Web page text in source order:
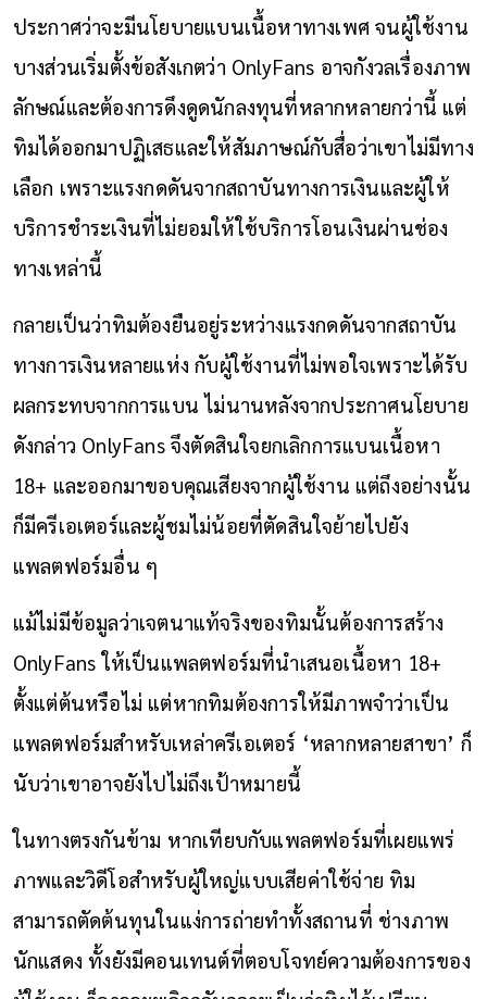
ประกาศว่าจะมีนโยบายแบนเนื้อหาทางเพศ จนผู้ใช้งาน
บางส่วนเริ่มตั้งข้อสังเกตว่า OnlyFans อาจกังวลเรื่องภาพ
ลักษณ์และต้องการดึงดูดนักลงทุนที่หลากหลายกว่านี้ แต่
ทิมได้ออกมาปฏิเสธและให้สัมภาษณ์กับสื่อว่าเขาไม่มีทาง
เลือก เพราะแรงกดดันจากสถาบันทางการเงินและผู้ให้
บริการชำระเงินที่ไม่ยอมให้ใช้บริการโอนเงินผ่านช่อง
ทางเหล่านี้
กลายเป็นว่าทิมต้องยืนอยู่ระหว่างแรงกดดันจากสถาบัน
ทางการเงินหลายแห่ง กับผู้ใช้งานที่ไม่พอใจเพราะได้รับ
ผลกระทบจากการแบน ไม่นานหลังจากประกาศนโยบาย
ดังกล่าว OnlyFans จึงตัดสินใจยกเลิกการแบนเนื้อหา
18+ และออกมาขอบคุณเสียงจากผู้ใช้งาน แต่ถึงอย่างนั้น
ก็มีครีเอเตอร์และผู้ชมไม่น้อยที่ตัดสินใจย้ายไปยัง
แพลตฟอร์มอื่น ๆ
แม้ไม่มีข้อมูลว่าเจตนาแท้จริงของทิมนั้นต้องการสร้าง
OnlyFans ให้เป็นแพลตฟอร์มที่นำเสนอเนื้อหา 18+
ตั้งแต่ต้นหรือไม่ แต่หากทิมต้องการให้มีภาพจำว่าเป็น
แพลตฟอร์มสำหรับเหล่าครีเอเตอร์ ‘หลากหลายสาขา’ ก็
นับว่าเขาอาจยังไปไม่ถึงเป้าหมายนี้
ในทางตรงกันข้าม หากเทียบกับแพลตฟอร์มที่เผยแพร่
ภาพและวิดีโอสำหรับผู้ใหญ่แบบเสียค่าใช้จ่าย ทิม
สามารถตัดต้นทุนในแง่การถ่ายทำทั้งสถานที่ ช่างภาพ
นักแสดง ทั้งยังมีคอนเทนต์ที่ตอบโจทย์ความต้องการของ